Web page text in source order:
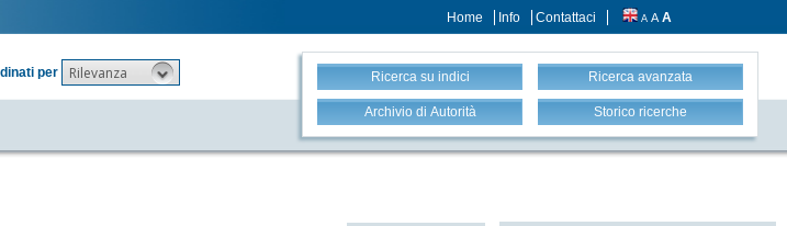
Home Info Contattaci A A A
per Rilevanza Ricerca su indici Ricerca avanzata
Archivio di Autorità Storico ricerche